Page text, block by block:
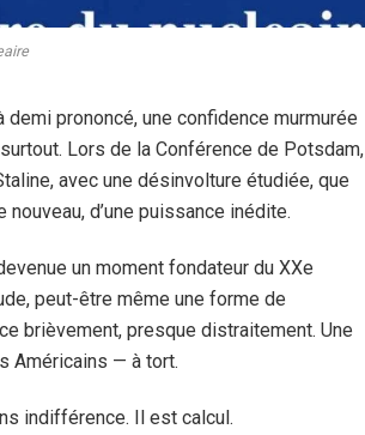
prononcé, une confidence murmurée
Lors de la Conférence de Potsdam,
avec une désinvolture étudiée, que
d’une puissance inédite.
un moment fondateur du XXe
peut-être même une forme de
brièvement, presque distraitement. Une
Américains — à tort.
indifférence. Il est calcul.